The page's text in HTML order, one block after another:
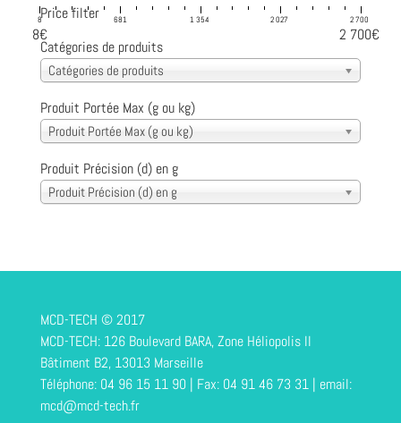
Price filter
8€
2 700€
8 681 1 354 2 027 2 700
Catégories de produits
Catégories de produits
Produit Portée Max (g ou kg)
Produit Portée Max (g ou kg)
Produit Précision (d) en g
Produit Précision (d) en g
MCD-TECH © 2017
MCD-TECH: 126 Boulevard BARA, Zone Héliopolis II
Bâtiment B2, 13013 Marseille
Téléphone: 04 96 15 11 90 | Fax: 04 91 46 73 31 | email:
mcd@mcd-tech.fr